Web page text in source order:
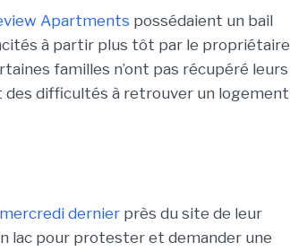
Apartments possédaient un bail
à partir plus tôt par le propriétaire
familles n’ont pas récupéré leurs
des difficultés à retrouver un logement
dernier près du site de leur
lac pour protester et demander une